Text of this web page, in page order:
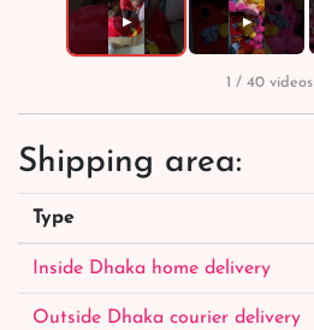
▶ ▶
1 / 40 videos
Shipping area:
Type
Inside Dhaka home delivery
Outside Dhaka courier delivery